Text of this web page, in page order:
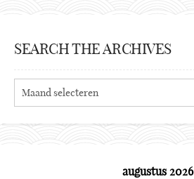
SEARCH THE ARCHIVES
the
augustus 2026